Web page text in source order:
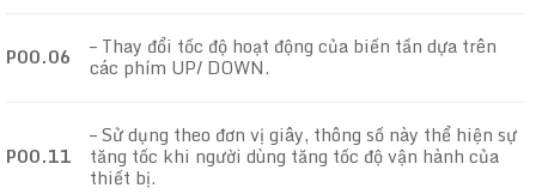
P00.06 – Thay đổi tốc độ hoạt động của biến tần dựa trên
các phím UP/ DOWN.
P00.11
– Sử dụng theo đơn vị giây, thông số này thể hiện sự
tăng tốc khi người dùng tăng tốc độ vận hành của
thiết bị.